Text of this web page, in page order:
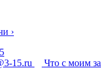
›
15.ru
Что с моим